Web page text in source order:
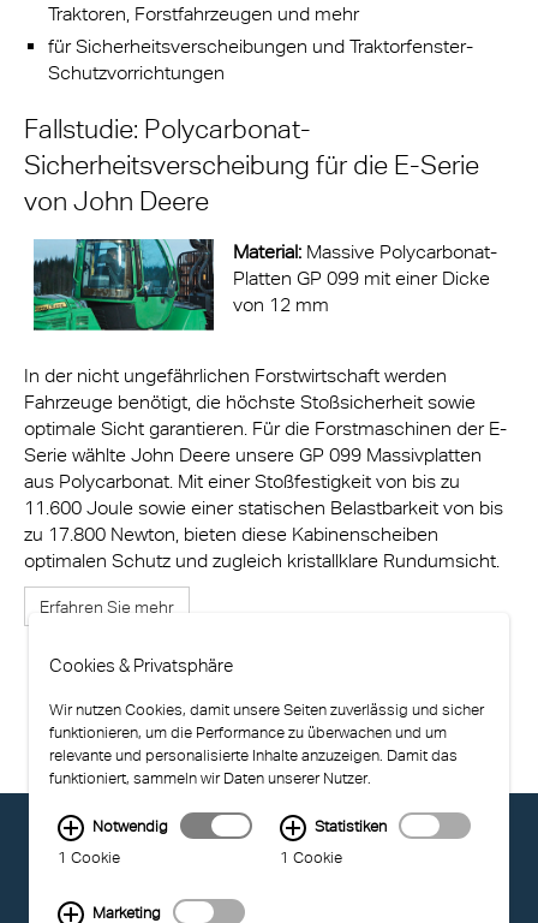
Traktoren, Forstfahrzeugen und mehr
für Sicherheitsverscheibungen und Traktorfenster-
Schutzvorrichtungen
Fallstudie: Polycarbonat-
Sicherheitsverscheibung für die E-Serie
von John Deere
Material: Massive Polycarbonat-
Platten GP 099 mit einer Dicke
von 12 mm
In der nicht ungefährlichen Forstwirtschaft werden
Fahrzeuge benötigt, die höchste Stoßsicherheit sowie
optimale Sicht garantieren. Für die Forstmaschinen der E-
Serie wählte John Deere unsere GP 099 Massivplatten
aus Polycarbonat. Mit einer Stoßfestigkeit von bis zu
11.600 Joule sowie einer statischen Belastbarkeit von bis
zu 17.800 Newton, bieten diese Kabinenscheiben
optimalen Schutz und zugleich kristallklare Rundumsicht.
Erfahren Sie mehr
© EXOLON GROUP
NUTZUNGSBEDINGUNGEN
COMPLIANCE
Cookies & Privatsphäre
Wir nutzen Cookies, damit unsere Seiten zuverlässig und sicher
funktionieren, um die Performance zu überwachen und um
relevante und personalisierte Inhalte anzuzeigen. Damit das
funktioniert, sammeln wir Daten unserer Nutzer.
Notwendig
1 Cookie
Statistiken
1 Cookie
Marketing